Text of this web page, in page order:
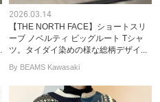
2026.03.14
【THE NORTH FACE】ショートスリ
ーブ ノベルティ ビッグルート Tシャ
ツ。タイダイ染めの様な総柄デザイ...
By BEAMS Kawasaki